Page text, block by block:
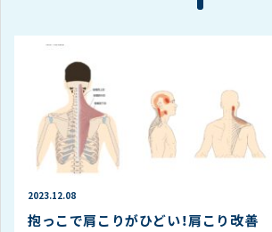
2023.12.08
抱っこで肩こりがひどい！肩こり改善